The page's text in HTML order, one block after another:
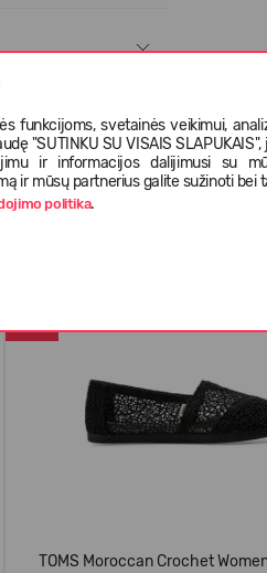
funkcijoms, svetainės veikimui,
"SUTINKU SU VISAIS SLAPUKAIS",
ir informacijos dalijimusi su
ir mūsų partnerius galite sužinoti bei
politika.
prekės
TOMS Moroccan Crochet